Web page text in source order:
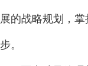
展的战略规划，
步。